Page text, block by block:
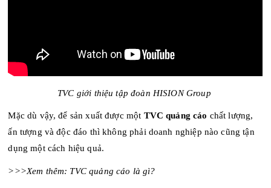
TVC giới thiệu tập đoàn HISION Group
Mặc dù vậy, để sản xuất được một TVC quảng cáo chất lượng,
ấn tượng và độc đáo thì không phải doanh nghiệp nào cũng tận
dụng một cách hiệu quả.
>>>Xem thêm: TVC quảng cáo là gì?